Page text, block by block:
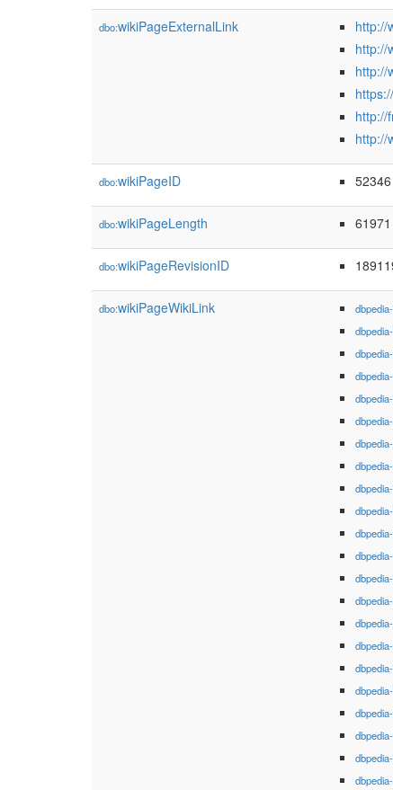
dbo:wikiPageExternalLink
http://
http://
http://
http://
http://
dbo:wikiPageID 52346
dbo:wikiPageLength 61971
dbo:wikiPageRevisionID
dbo:wikiPageWikiLink